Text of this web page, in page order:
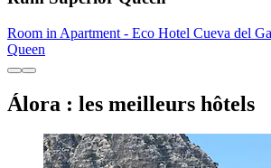
Room in Apartment - Eco Hotel Cueva del
Queen
Álora : les meilleurs hôtels